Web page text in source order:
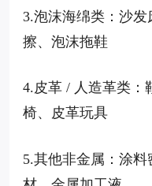
3.泡沫海绵类：沙
擦、泡沫拖鞋
4.皮革 / 人造革类：
椅、皮革玩具
5.其他非金属：涂